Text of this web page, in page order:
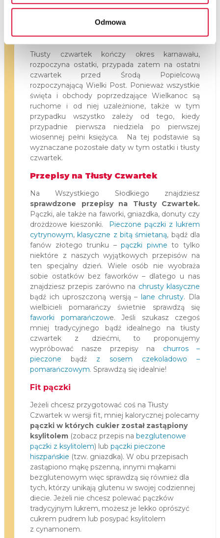
Odmowa
Wieczerzy na Tłusty Czwartek towarzyszyły
także żur, kapusta i pierogi z kaszą.
Kiedy obchodzimy tłusty czwartek?
Tłusty czwartek kończy okres karnawału,
rozpoczyna ostatki, przypada zatem na ostatni
czwartek przed Środą Popielcową
rozpoczynającą Wielki Post. Ponieważ wszystkie
święta i obchody poprzedzające Wielkanoc są
ruchome i od niej uzależnione, także w tym
przypadku wszystko zależy od tego, kiedy
przypadnie pierwsza niedziela po pierwszej
wiosennej pełni księżyca.
Na tej podstawie są
wyznaczane pozostałe daty w tym ostatki i tłusty
czwartek.
Przepisy na Tłusty Czwartek
Na Wszystkiego Słodkiego znajdziesz
sprawdzone przepisy na Tłusty Czwartek.
Pączki, ale także na faworki, gniazdka, donuty czy
drożdżowe kieszonki.
Pieczone pączki z lukrem
cytrynowym, klasyczne z bitą śmietaną, bądź dla
fanów złotego trunku –pączki piwne to tylko
niektóre z naszych wyjątkowych przepisów na
ten specjalny dzień. Wiele osób nie wyobraża
sobie ostatków bez faworków – dlatego u nas
znajdziesz przepis zarówno na chrusty klasyczne
bądź ich uproszczoną wersją – lane chrusty. Dla
wielbicieli pomarańczy świetnie sprawdzą się
faworki pomarańczowe. Jeśli szukasz czegoś
mniej tradycyjnego bądź idealnego na tłusty
czwartek z dziećmi, to proponujemy
wypróbować nasze przepisy na churros –
pieczone bądź z sosem czekoladowo –
pomarańczowym. Sprawdzą się idealnie!
Fit pączki
Jeżeli chcesz przygotować coś na Tłusty
Czwartek w wersji fit, mniej kalorycznej polecamy
pączki w których cukier został zastąpiony
ksylitolem (zobacz przepis na bezglutenowe
pączki z ksylitolem) lub pączki pieczone
hiszpańskie (tzw. gniazdka). W obu przepisach
zastąpiono mąkę pszenną, innymi mąkami
bezglutenowym więc sprawdzą się również dla
tych, którzy unikają glutenu w swojej codziennej
diecie. Jeżeli nie chcesz polewać pączków
tradycyjnym lukrem, możesz je lekko oprószyć
cukrem pudrem lub posypać ksylitolem
z cynamonem.